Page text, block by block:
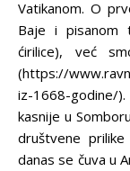
Vatikanom. O
Baje i pisanom
ćirilice), već
(https://
iz-1668-
kasnije u
društvene
danas se čuva u